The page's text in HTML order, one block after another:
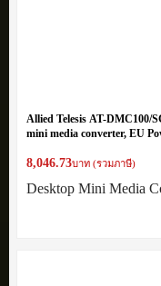
Allied Telesis AT-DMC100/
mini media converter, EU
8,046.73บาท (รวมภาษี)
Desktop Mini Media